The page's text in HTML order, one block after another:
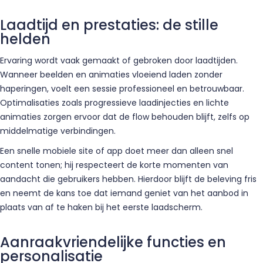
Laadtijd en prestaties: de stille
helden
Ervaring wordt vaak gemaakt of gebroken door laadtijden.
Wanneer beelden en animaties vloeiend laden zonder
haperingen, voelt een sessie professioneel en betrouwbaar.
Optimalisaties zoals progressieve laadinjecties en lichte
animaties zorgen ervoor dat de flow behouden blijft, zelfs op
middelmatige verbindingen.
Een snelle mobiele site of app doet meer dan alleen snel
content tonen; hij respecteert de korte momenten van
aandacht die gebruikers hebben. Hierdoor blijft de beleving fris
en neemt de kans toe dat iemand geniet van het aanbod in
plaats van af te haken bij het eerste laadscherm.
Aanraakvriendelijke functies en
personalisatie